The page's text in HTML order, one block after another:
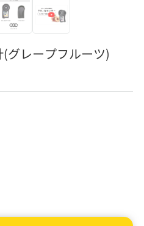
グレープフルーツ)